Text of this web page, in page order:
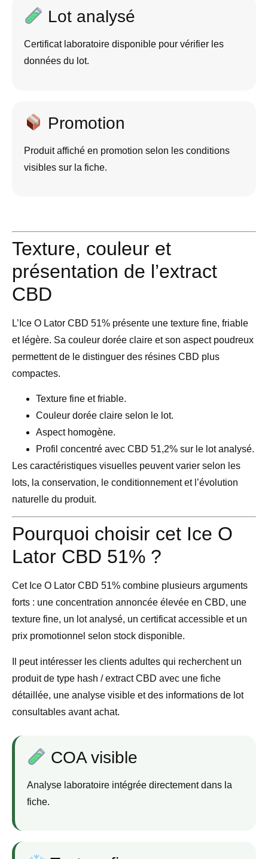
Lot analysé
Certificat laboratoire disponible pour vérifier les
données du lot.
Promotion
Produit affiché en promotion selon les conditions
visibles sur la fiche.
Texture, couleur et
présentation de l’extract
CBD
L’Ice O Lator CBD 51% présente une texture fine, friable
et légère. Sa couleur dorée claire et son aspect poudreux
permettent de le distinguer des résines CBD plus
compactes.
Texture fine et friable.
Couleur dorée claire selon le lot.
Aspect homogène.
Profil concentré avec CBD 51,2% sur le lot analysé.
Les caractéristiques visuelles peuvent varier selon les
lots, la conservation, le conditionnement et l’évolution
naturelle du produit.
Pourquoi choisir cet Ice O
Lator CBD 51% ?
Cet Ice O Lator CBD 51% combine plusieurs arguments
forts : une concentration annoncée élevée en CBD, une
texture fine, un lot analysé, un certificat accessible et un
prix promotionnel selon stock disponible.
Il peut intéresser les clients adultes qui recherchent un
produit de type hash / extract CBD avec une fiche
détaillée, une analyse visible et des informations de lot
consultables avant achat.
COA visible
Analyse laboratoire intégrée directement dans la
fiche.